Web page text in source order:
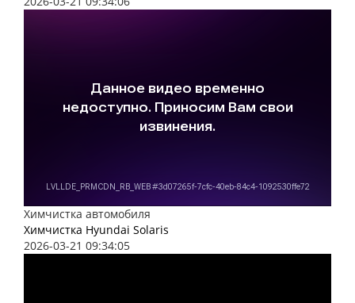
Химчистка автомобиля
Химчистка Hyundai Solaris
2026-03-21 09:34:05